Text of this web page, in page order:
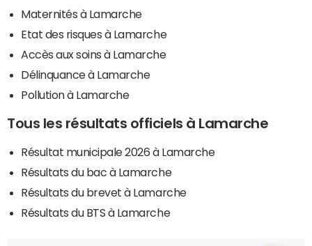
Maternités à Lamarche
Etat des risques à Lamarche
Accès aux soins à Lamarche
Délinquance à Lamarche
Pollution à Lamarche
Tous les résultats officiels à Lamarche
Résultat municipale 2026 à Lamarche
Résultats du bac à Lamarche
Résultats du brevet à Lamarche
Résultats du BTS à Lamarche